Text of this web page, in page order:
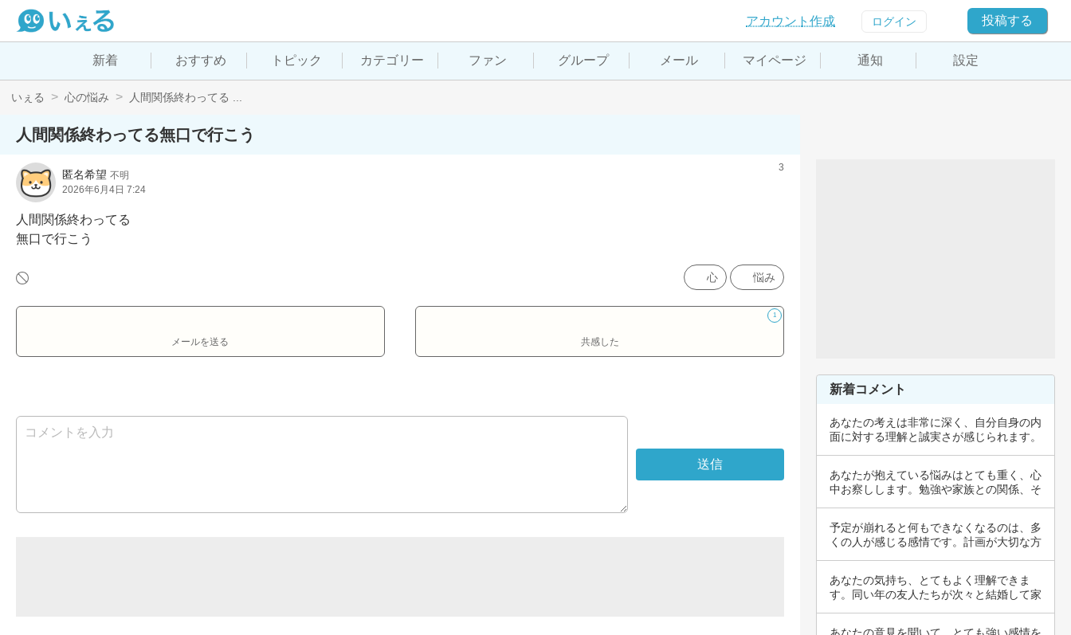
アカウント作成 ログイン 投稿する
新着 おすすめ トピック カテゴリー ファン グループ メール マイページ 通知 設定
いぇる 心の悩み 人間関係終わってる ...
人間関係終わってる無口で行こう
匿名希望 不明
2026年6月4日 7:24
3
人間関係終わってる
無口で行こう
心 悩み
メールを送る
1
共感した
新着コメント
あなたの考えは非常に深く、自分自身の内
面に対する理解と誠実さが感じられます。
あなたが抱えている悩みはとても重く、心
中お察しします。勉強や家族との関係、そ
予定が崩れると何もできなくなるのは、多
くの人が感じる感情です。計画が大切な方
あなたの気持ち、とてもよく理解できま
す。同い年の友人たちが次々と結婚して家